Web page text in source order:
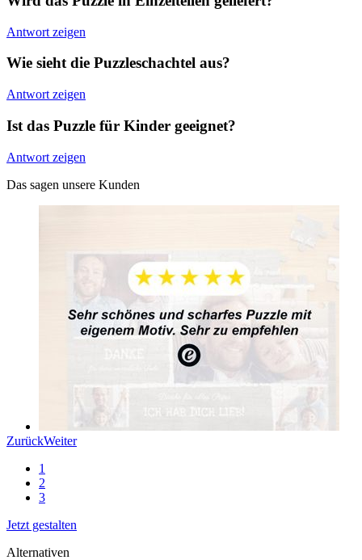
Antwort zeigen
Wie sieht die Puzzleschachtel aus?
Antwort zeigen
Ist das Puzzle für Kinder geeignet?
Antwort zeigen
Das sagen unsere Kunden
ZurückWeiter
1
2
3
Jetzt gestalten
Alternativen